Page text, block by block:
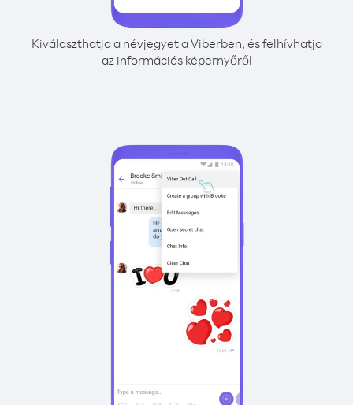
Kiválaszthatja a névjegyet a Viberben, és felhívhatja
az információs képernyőről